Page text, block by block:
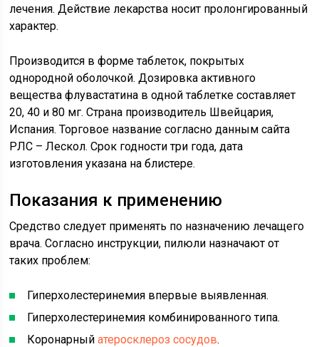
лечения. Действие лекарства носит пролонгированный
характер.
Производится в форме таблеток, покрытых
однородной оболочкой. Дозировка активного
вещества флувастатина в одной таблетке составляет
20, 40 и 80 мг. Страна производитель Швейцария,
Испания. Торговое название согласно данным сайта
РЛС – Лескол. Срок годности три года, дата
изготовления указана на блистере.
Показания к применению
Средство следует применять по назначению лечащего
врача. Согласно инструкции, пилюли назначают от
таких проблем:
Гиперхолестеринемия впервые выявленная.
Гиперхолестеринемия комбинированного типа.
Коронарныйатеросклероз сосудов.